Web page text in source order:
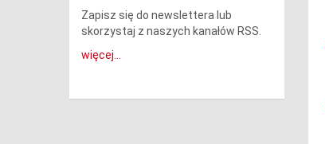
Zapisz się do newslettera lub
skorzystaj z naszych kanałów RSS.
więcej...